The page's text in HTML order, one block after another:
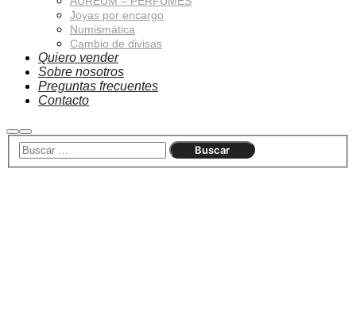
Joyas por encargo
Numismática
Cambio de divisas
Quiero vender
Sobre nosotros
Preguntas frecuentes
Contacto
Buscar
Menú
principal